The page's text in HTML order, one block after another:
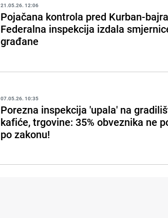
21.05.26. 12:06
Pojačana kontrola pred Kurban-
Federalna inspekcija izdala
građane
07.05.26. 10:35
Porezna inspekcija 'upala' na
kafiće, trgovine: 35% obveznika ne
po zakonu!